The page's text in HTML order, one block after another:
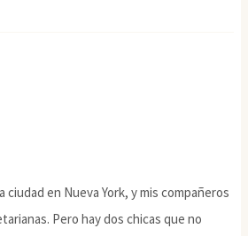
en Nueva York, y mis compañeros
Pero hay dos chicas que no